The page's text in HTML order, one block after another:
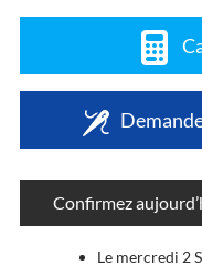
Confirmez
Le mercredi 2